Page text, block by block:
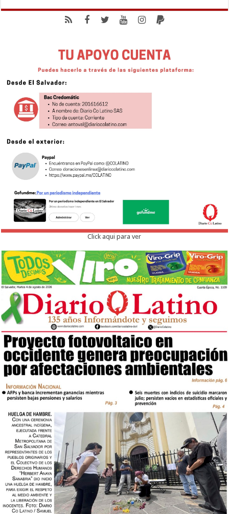
Click aqui para ver